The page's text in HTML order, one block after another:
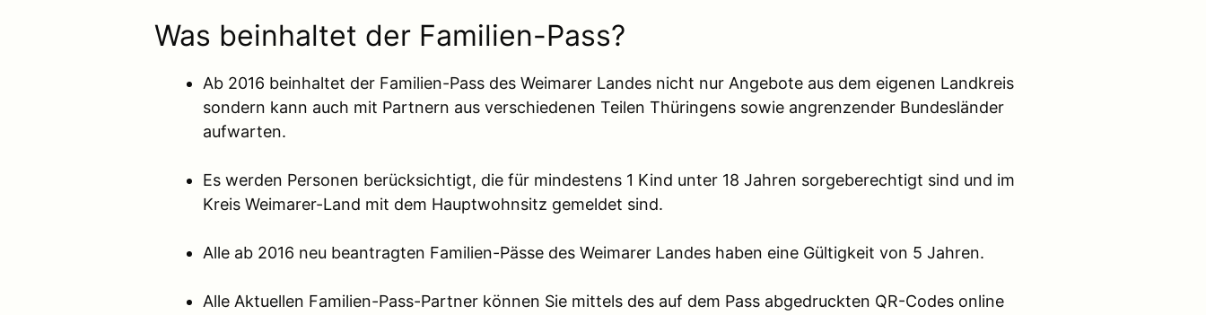
Was beinhaltet der Familien-Pass?
Ab 2016 beinhaltet der Familien-Pass des Weimarer Landes nicht nur Angebote aus dem eigenen Landkreis
sondern kann auch mit Partnern aus verschiedenen Teilen Thüringens sowie angrenzender Bundesländer
aufwarten.
Es werden Personen berücksichtigt, die für mindestens 1 Kind unter 18 Jahren sorgeberechtigt sind und im
Kreis Weimarer-Land mit dem Hauptwohnsitz gemeldet sind.
Alle ab 2016 neu beantragten Familien-Pässe des Weimarer Landes haben eine Gültigkeit von 5 Jahren.
Alle Aktuellen Familien-Pass-Partner können Sie mittels des auf dem Pass abgedruckten QR-Codes online